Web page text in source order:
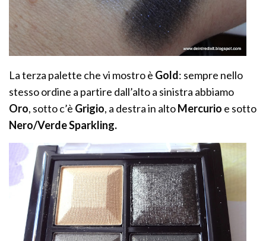
La terza palette che vi mostro è Gold: sempre nello
stesso ordine a partire dall’alto a sinistra abbiamo
Oro, sotto c’è Grigio, a destra in altoMercurio e sotto
Nero/Verde Sparkling.